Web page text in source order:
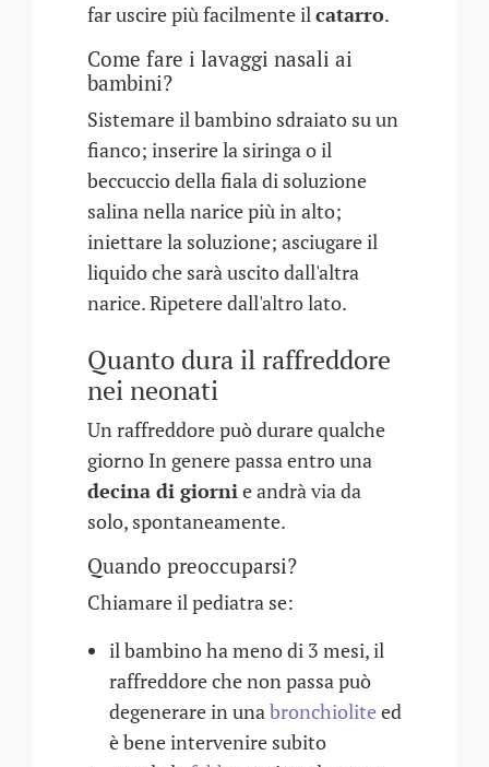
far uscire più facilmente ilcatarro.
Come fare i lavaggi nasali ai
bambini?
Sistemare il bambino sdraiato su un
fianco; inserire la siringa o il
beccuccio della fiala di soluzione
salina nella narice più in alto;
iniettare la soluzione; asciugare il
liquido che sarà uscito dall'altra
narice. Ripetere dall'altro lato.
Quanto dura il raffreddore
nei neonati
Un raffreddore può durare qualche
giorno In genere passa entro una
decina di giornie andrà via da
solo, spontaneamente.
Quando preoccuparsi?
Chiamare il pediatra se:
il bambino ha meno di 3 mesi, il
raffreddore che non passa può
degenerare in unabronchioliteed
è bene intervenire subito